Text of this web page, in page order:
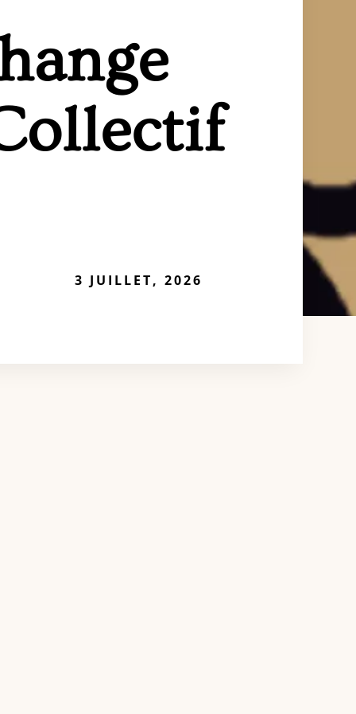
3 JUILLET, 2026